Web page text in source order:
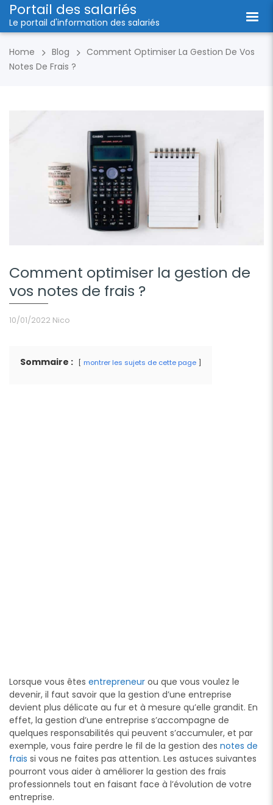
Portail des salariés
Le portail d'information des salariés
Home Blog
Comment Optimiser La Gestion De Vos
Notes De Frais ?
Comment optimiser la gestion de
vos notes de frais ?
10/01/2022 Nico
Sommaire : montrer les sujets de cette page
Lorsque vous êtes entrepreneur ou que vous voulez le
devenir, il faut savoir que la gestion d’une entreprise
devient plus délicate au fur et à mesure qu’elle grandit. En
effet, la gestion d’une entreprise s’accompagne de
quelques responsabilités qui peuvent s’accumuler, et par
exemple, vous faire perdre le fil de la gestion des notes de
frais si vous ne faites pas attention. Les astuces suivantes
pourront vous aider à améliorer la gestion des frais
professionnels tout en faisant face à l’évolution de votre
entreprise.